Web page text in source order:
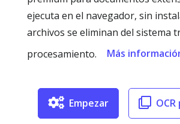
ejecuta en el navegador, sin
archivos se eliminan del sistema
procesamiento.
Más
Empezar